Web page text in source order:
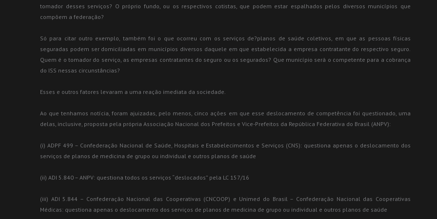
tomador desses serviços? O próprio fundo, ou os respectivos cotistas, que podem estar espalhados pelos diversos municípios que
compõem a federação?
Só para citar outro exemplo, também foi o que ocorreu com os serviços de?planos de saúde coletivos, em que as pessoas físicas
seguradas podem ser domiciliadas em municípios diversos daquele em que estabelecida a empresa contratante do respectivo seguro.
Quem é o tomador do serviço, as empresas contratantes do seguro ou os segurados? Que município será o competente para a cobrança
do ISS nessas circunstâncias?
Esses e outros fatores levaram a uma reação imediata da sociedade.
Ao que tenhamos notícia, foram ajuizadas, pelo menos, cinco ações em que esse deslocamento de competência foi questionado, uma
delas, inclusive, proposta pela própria Associação Nacional dos Prefeitos e Vice-Prefeitos da República Federativa do Brasil (ANPV):
(i) ADPF 499 – Confederação Nacional de Saúde, Hospitais e Estabelecimentos e Serviços (CNS): questiona apenas o deslocamento dos
serviços de planos de medicina de grupo ou individual e outros planos de saúde
(ii) ADI 5.840 – ANPV: questiona todos os serviços “deslocados” pela LC 157/16
(iii) ADI 5.844 – Confederação Nacional das Cooperativas (CNCOOP) e Unimed do Brasil – Confederação Nacional das Cooperativas
Médicas: questiona apenas o deslocamento dos serviços de planos de medicina de grupo ou individual e outros planos de saúde